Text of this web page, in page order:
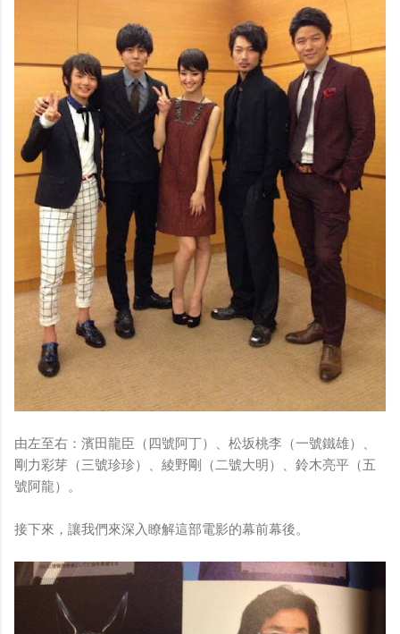
由左至右：濱田龍臣（四號阿丁）、松坂桃李（一號鐵雄）、
剛力彩芽（三號珍珍）、綾野剛（二號大明）、鈴木亮平（五
號阿龍）。
接下來，讓我們來深入瞭解這部電影的幕前幕後。